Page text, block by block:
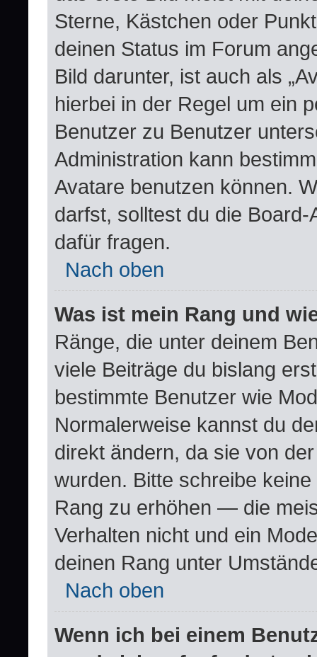
Sterne, Kästchen oder
deinen Status im Forum
Bild darunter, ist auch als
hierbei in der Regel um ein
Benutzer zu Benutzer
Administration kann
Avatare benutzen können.
darfst, solltest du die
dafür fragen.
Nach oben
Was ist mein Rang und
Ränge, die unter deinem
viele Beiträge du bislang
bestimmte Benutzer wie
Normalerweise kannst du
direkt ändern, da sie von
wurden. Bitte schreibe
Rang zu erhöhen — die
Verhalten nicht und ein
deinen Rang unter
Nach oben
Wenn ich bei einem